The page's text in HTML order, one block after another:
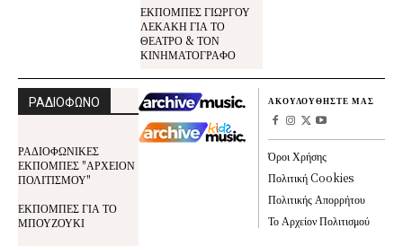
ΕΚΠΟΜΠΕΣ ΓΙΩΡΓΟΥ
ΛΕΚΑΚΗ ΓΙΑ ΤΟ
ΘΕΑΤΡΟ & ΤΟΝ
ΚΙΝΗΜΑΤΟΓΡΑΦΟ
ΡΑΔΙΟΦΩΝΟ
ΡΑΔΙΟΦΩΝΙΚΕΣ
ΕΚΠΟΜΠΕΣ "ΑΡΧΕΙΟΝ
ΠΟΛΙΤΙΣΜΟΥ"
ΕΚΠΟΜΠΕΣ ΓΙΑ ΤΟ
ΜΠΟΥΖΟΥΚΙ
ΑΚΟΥΛΟΥΘΗΣΤΕ ΜΑΣ
Όροι Χρήσης
Πολιτική Cookies
Πολιτικής Απορρήτου
Το Αρχείον Πολιτισμού